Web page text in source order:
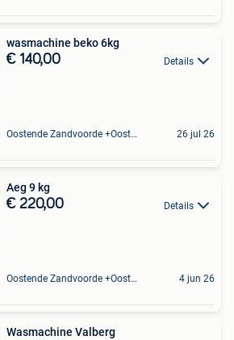
wasmachine beko 6kg
€ 140,00 Details
Oostende Zandvoorde +Oostende 26 jul 26
Aeg 9 kg
€ 220,00 Details
Oostende Zandvoorde +Oostende 4 jun 26
Wasmachine Valberg